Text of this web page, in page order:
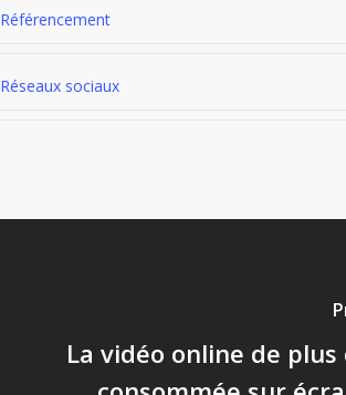
Référencement
Réseaux sociaux
La vidéo online de plus